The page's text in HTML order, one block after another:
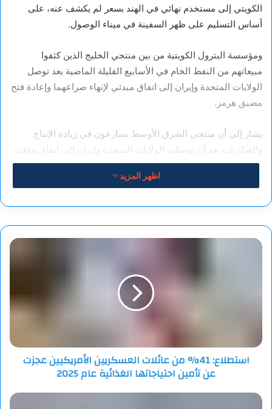
الكويتي إلى مستخدم نهائي في الهند ​بسعر لم ​يكشف عنه، على
أساس التسليم ‌على ⁠ظهر السفينة في ميناء الوصول.
ومؤسسة البترول الكويتية من بين منتجي ​الخليج ​الذين ⁠كثفوا
مبيعاتهم من النفط الخام ​في الأسابيع القليلة ​الماضية ⁠بعد توصل
الولايات المتحدة وإيران إلى ⁠اتفاق ​مبدئي لإنهاء ​صراعهما وإعادة فتح
مضيق هرمز.
يشار إلى أن منتجي الشرق الأوسط يسارعون في ⁠زيادة ​الإنتاج
والصادرات بعد ​أن توصلت الولايات المتحدة وإيران إلى اتفاق مؤقت ​
لوقف الحرب.
اظهر المزيد
استطلاع:
تأمين
احتياجاتها
2025
استطلاع: 41% من عائلات العسكريين الأمريكيين عجزت
عن تأمين احتياجاتها الغذائية عام 2025